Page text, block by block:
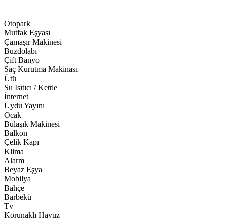
Otopark
Mutfak Eşyası
Çamaşır Makinesi
Buzdolabı
Çift Banyo
Saç Kurutma Makinası
Ütü
Su Isıtıcı / Kettle
İnternet
Uydu Yayını
Ocak
Bulaşık Makinesi
Balkon
Çelik Kapı
Klima
Alarm
Beyaz Eşya
Mobilya
Bahçe
Barbekü
Tv
Korunaklı Havuz